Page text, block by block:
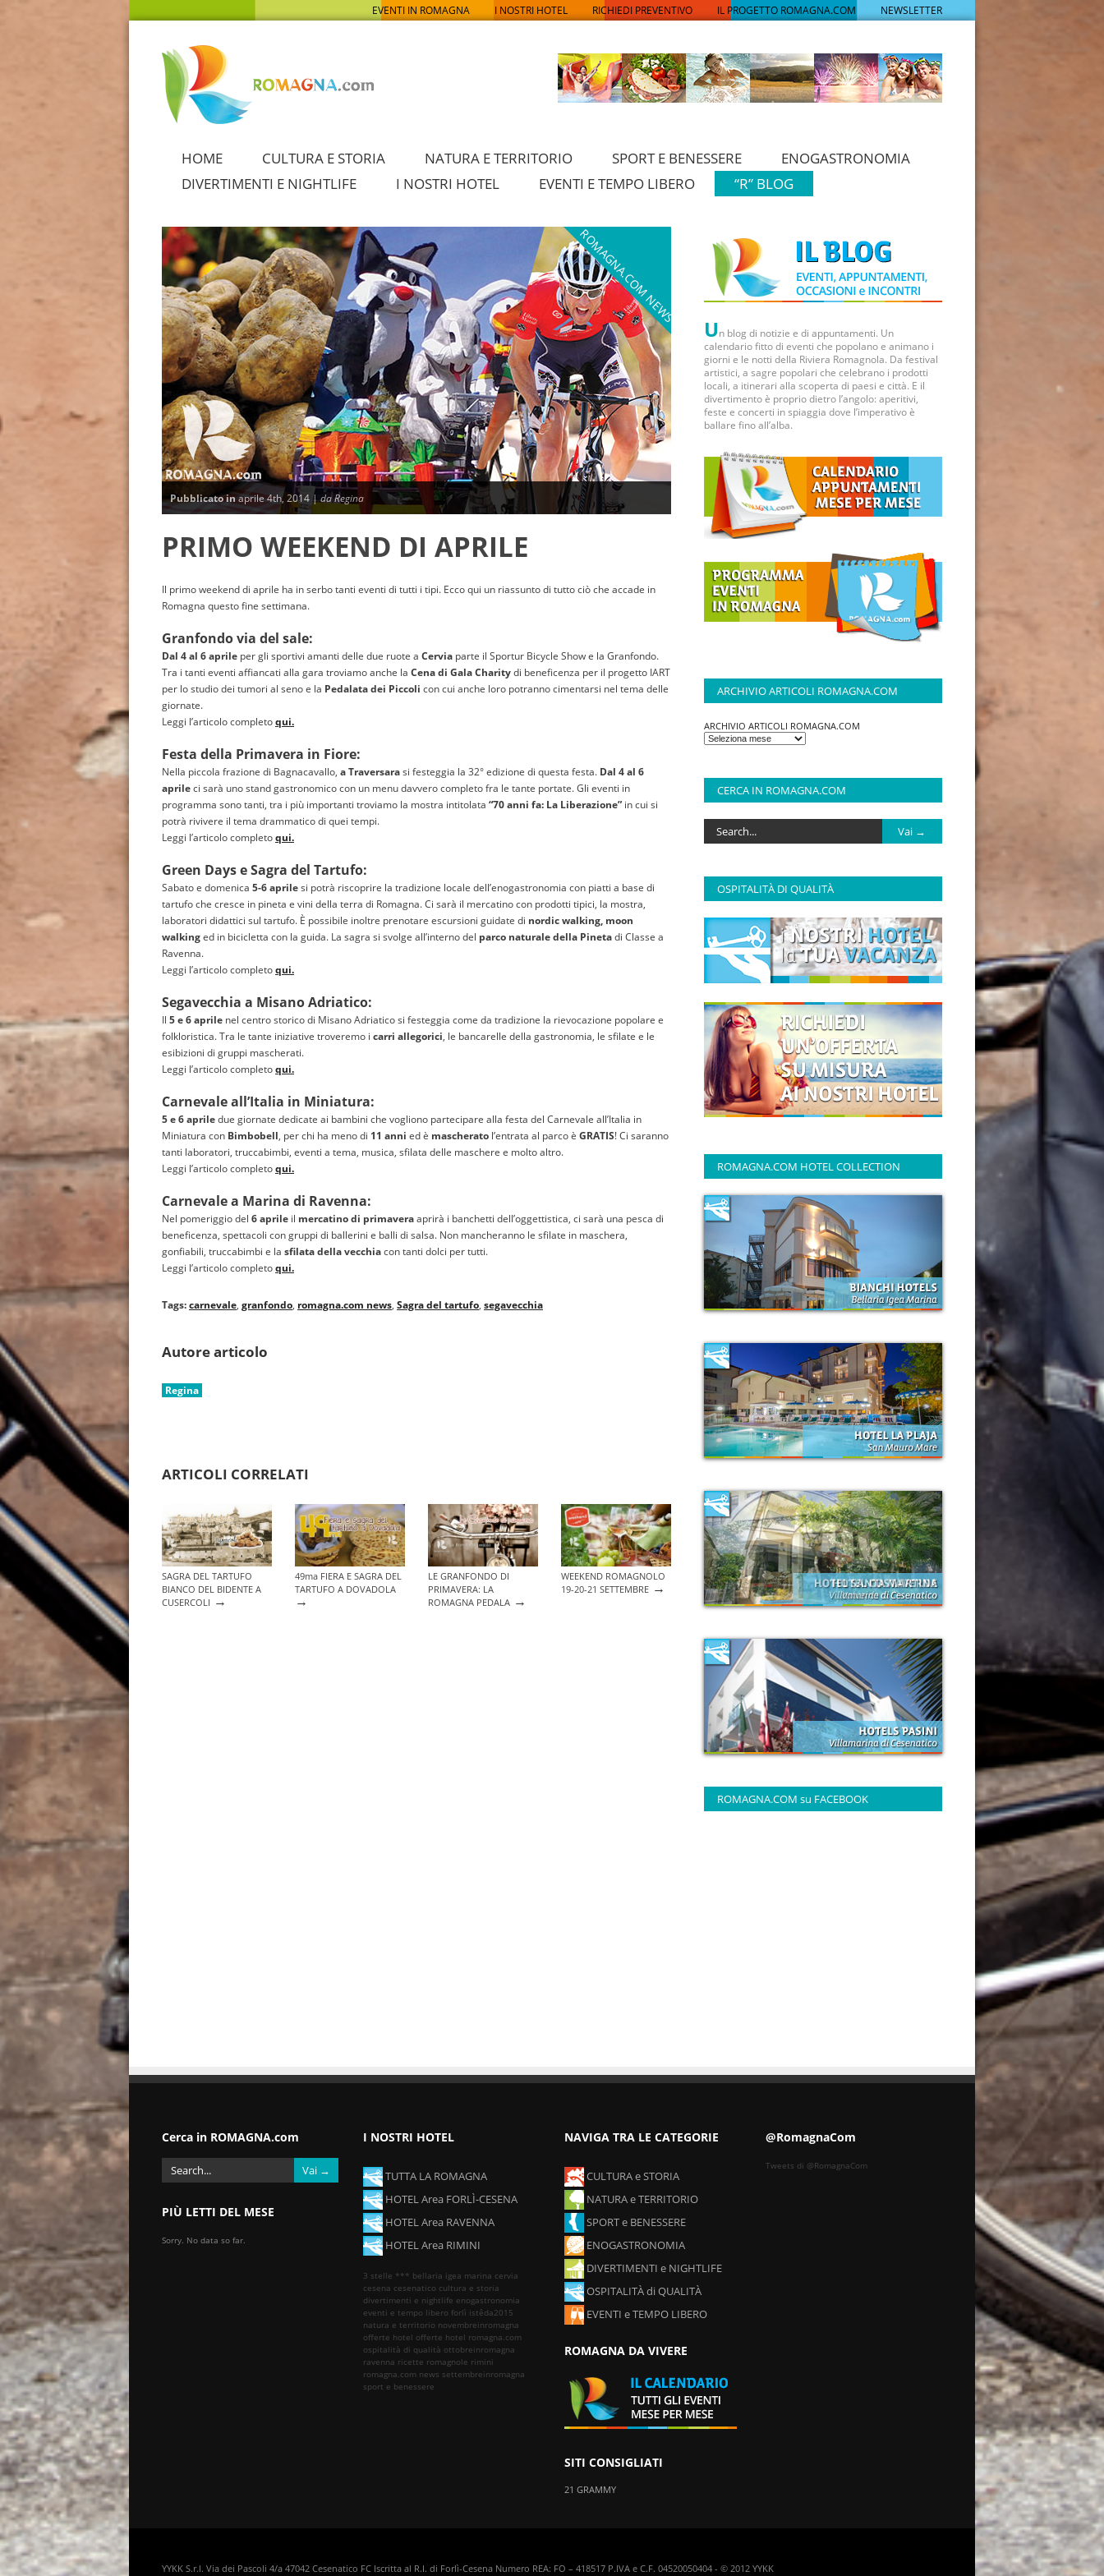
EVENTI IN ROMAGNA I NOSTRI HOTEL RICHIEDI PREVENTIVO IL PROGETTO ROMAGNA.COM NEWSLETTER
HOME CULTURA E STORIA NATURA E TERRITORIO SPORT E BENESSERE
ENOGASTRONOMIA
DIVERTIMENTI E NIGHTLIFE
I NOSTRI HOTEL EVENTI E TEMPO LIBERO “R” BLOG
ROMAGNA.COM NEWS
Pubblicato inaprile 4th, 2014 |da Regina
PRIMO WEEKEND DI APRILE
Il primo weekend di aprile ha in serbo tanti eventi di tutti i tipi. Ecco qui un riassunto di tutto ciò che accade in
Romagna questo fine settimana.
Granfondo via del sale:
Dal 4 al 6 aprile per gli sportivi amanti delle due ruote a Cervia parte il Sportur Bicycle Show e la Granfondo.
Tra i tanti eventi affiancati alla gara troviamo anche la Cena di Gala Charitydi beneficenza per il progetto IART
per lo studio dei tumori al seno e la Pedalata dei Piccoli con cui anche loro potranno cimentarsi nel tema delle
giornate.
Leggi l’articolo completoqui.
Festa della Primavera in Fiore:
Nella piccola frazione di Bagnacavallo, a Traversarasi festeggia la 32° edizione di questa festa. Dal 4 al 6
aprileci sarà uno stand gastronomico con un menu davvero completo fra le tante portate. Gli eventi in
programma sono tanti, tra i più importanti troviamo la mostra intitolata “70 anni fa: La Liberazione” in cui si
potrà rivivere il tema drammatico di quei tempi.
Leggi l’articolo completoqui.
Green Days e Sagra del Tartufo:
Sabato e domenica 5-6 aprilesi potrà riscoprire la tradizione locale dell’enogastronomia con piatti a base di
tartufo che cresce in pineta e vini della terra di Romagna. Ci sarà il mercatino con prodotti tipici, la mostra,
laboratori didattici sul tartufo. È possibile inoltre prenotare escursioni guidate di nordic walking, moon
walkinged in bicicletta con la guida. La sagra si svolge all’interno del parco naturale della Pinetadi Classe a
Ravenna.
Leggi l’articolo completoqui.
Segavecchia a Misano Adriatico:
Il 5 e 6 aprile nel centro storico di Misano Adriatico si festeggia come da tradizione la rievocazione popolare e
folkloristica. Tra le tante iniziative troveremo i carri allegorici , le bancarelle della gastronomia, le sfilate e le
esibizioni di gruppi mascherati.
Leggi l’articolo completoqui.
Carnevale all’Italia in Miniatura:
5 e 6 apriledue giornate dedicate ai bambini che vogliono partecipare alla festa del Carnevale all’Italia in
Miniatura con Bimbobell , per chi ha meno di 11 anni ed è mascherato l’entrata al parco è GRATIS! Ci saranno
tanti laboratori, truccabimbi, eventi a tema, musica, sfilata delle maschere e molto altro.
Leggi l’articolo completoqui.
Carnevale a Marina di Ravenna:
Nel pomeriggio del 6 aprile il mercatino di primaveraaprirà i banchetti dell’oggettistica, ci sarà una pesca di
beneficenza, spettacoli con gruppi di ballerini e balli di salsa. Non mancheranno le sfilate in maschera,
gonfiabili, truccabimbi e la sfilata della vecchiacon tanti dolci per tutti.
Leggi l’articolo completoqui.
Tags:carnevale granfondo romagna.com news Sagra del tartufo segavecchia
Autore articolo
Regina
ARTICOLI CORRELATI
SAGRA DEL TARTUFO
BIANCO DEL BIDENTE A
CUSERCOLI →
49ma FIERA E SAGRA DEL
TARTUFO A DOVADOLA
→
LE GRANFONDO DI
PRIMAVERA: LA
ROMAGNA PEDALA →
WEEKEND ROMAGNOLO
19-20-21 SETTEMBRE →
Un blog di notizie e di appuntamenti. Un
calendario fitto di eventi che popolano e animano i
giorni e le notti della Riviera Romagnola. Da festival
artistici, a sagre popolari che celebrano i prodotti
locali, a itinerari alla scoperta di paesi e città. E il
divertimento è proprio dietro l’angolo: aperitivi,
feste e concerti in spiaggia dove l’imperativo è
ballare fino all’alba.
ARCHIVIO ARTICOLI ROMAGNA.COM
ARCHIVIO ARTICOLI ROMAGNA.COM
CERCA IN ROMAGNA.COM
OSPITALITÀ DI QUALITÀ
ROMAGNA.COM HOTEL COLLECTION
ROMAGNA.COM su FACEBOOK
Cerca in ROMAGNA.com
PIÙ LETTI DEL MESE
Sorry. No data so far.
I NOSTRI HOTEL
TUTTA LA ROMAGNA
HOTEL Area FORLÌ-CESENA
HOTEL Area RAVENNA
HOTEL Area RIMINI
3 stelle *** bellaria igea marina cervia
cesena cesenatico cultura e storia
divertimenti e nightlife enogastronomia
eventi e tempo libero forlì istêda2015
natura e territorio novembreinromagna
offerte hotel offerte hotel romagna.com
ospitalità di qualità ottobreinromagna
ravenna ricette romagnole rimini
romagna.com news settembreinromagna
sport e benessere
NAVIGA TRA LE CATEGORIE
CULTURA e STORIA
NATURA e TERRITORIO
SPORT e BENESSERE
ENOGASTRONOMIA
DIVERTIMENTI e NIGHTLIFE
OSPITALITÀ di QUALITÀ
EVENTI e TEMPO LIBERO
ROMAGNA DA VIVERE
SITI CONSIGLIATI
21 GRAMMY
@RomagnaCom
Tweets di @RomagnaCom
YYKK S.r.l. Via dei Pascoli 4/a 47042 Cesenatico FC Iscritta al R.I. di Forlì-Cesena Numero REA: FO – 418517 P.IVA e C.F. 04520050404 - © 2012 YYKK